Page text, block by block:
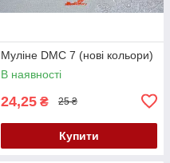
Муліне DMC 7 (нові кольори)
В наявності
24,25 ₴ 25 ₴
Купити